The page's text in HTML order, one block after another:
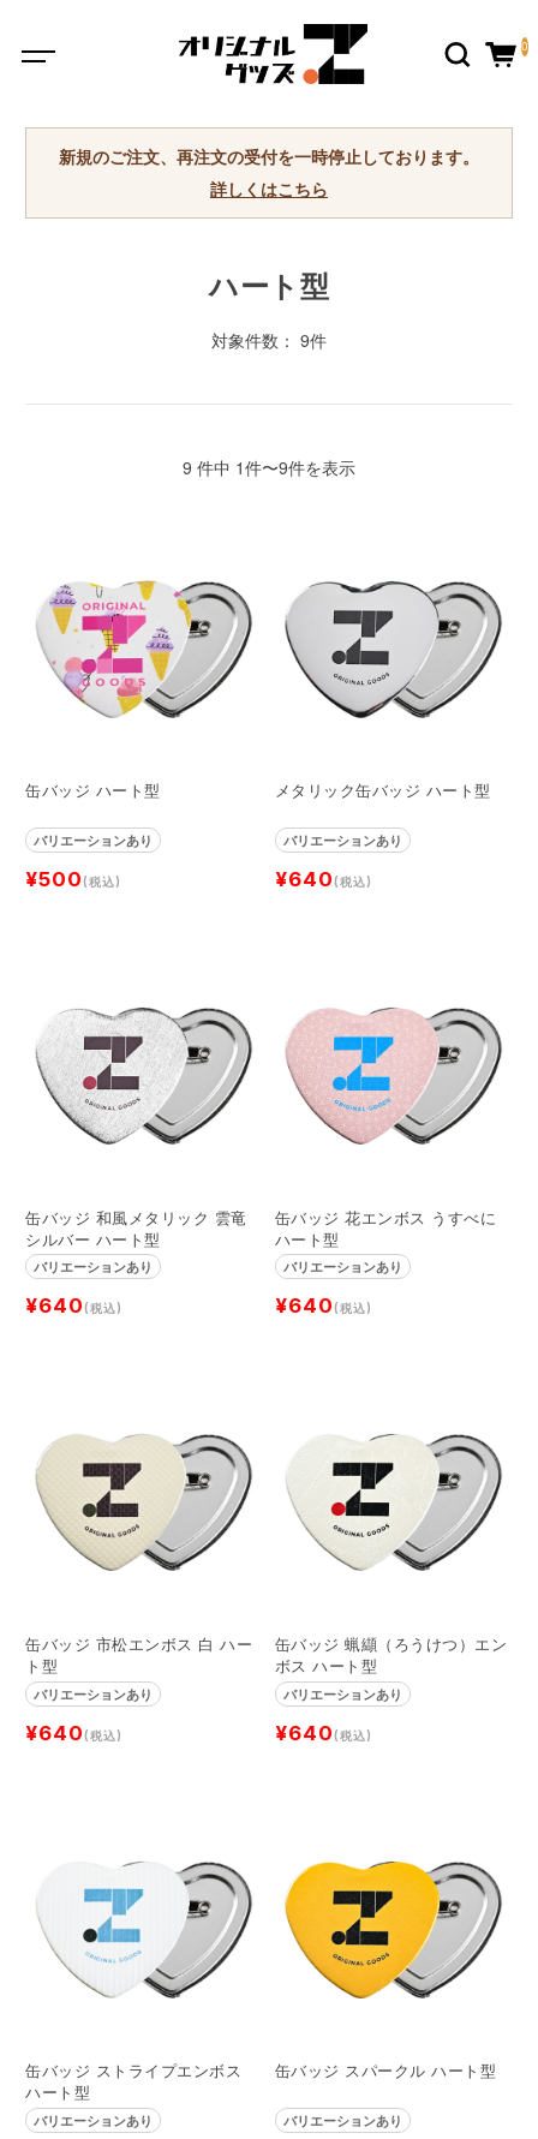
0
新規のご注文、再注文の受付を一時停止しております。
詳しくはこちら
ハート型
対象件数： 9件
9 件中 1件〜9件を表示
缶バッジ ハート型
バリエーションあり
¥500(税込)
メタリック缶バッジ ハート型
バリエーションあり
¥640(税込)
缶バッジ 和風メタリック 雲竜
シルバー ハート型
バリエーションあり
¥640(税込)
缶バッジ 花エンボス うすべに
ハート型
バリエーションあり
¥640(税込)
缶バッジ 市松エンボス 白 ハー
ト型
バリエーションあり
¥640(税込)
缶バッジ 蝋纈（ろうけつ）エン
ボス ハート型
バリエーションあり
¥640(税込)
缶バッジ ストライプエンボス
ハート型
バリエーションあり
缶バッジ スパークル ハート型
バリエーションあり